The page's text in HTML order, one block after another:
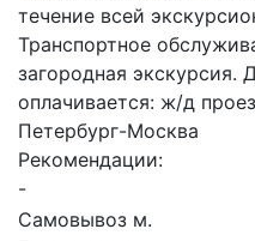
течение всей
Транспортное
загородная экскурсия.
оплачивается: ж/д
Петербург-Москва
Рекомендации:
-
Самовывоз м.